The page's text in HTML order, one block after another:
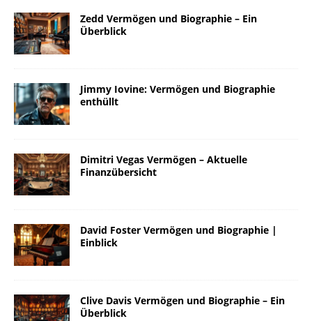
Zedd Vermögen und Biographie – Ein
Überblick
Jimmy Iovine: Vermögen und Biographie
enthüllt
Dimitri Vegas Vermögen – Aktuelle
Finanzübersicht
David Foster Vermögen und Biographie |
Einblick
Clive Davis Vermögen und Biographie – Ein
Überblick